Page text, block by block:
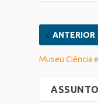
ANTERIOR
Museu Ciência